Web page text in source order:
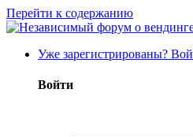
Перейти к содержанию
Уже зарегистрированы?
Войти